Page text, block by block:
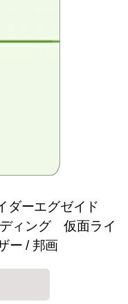
ダーエグゼイド
ィング 仮面ライ
ー / 邦画